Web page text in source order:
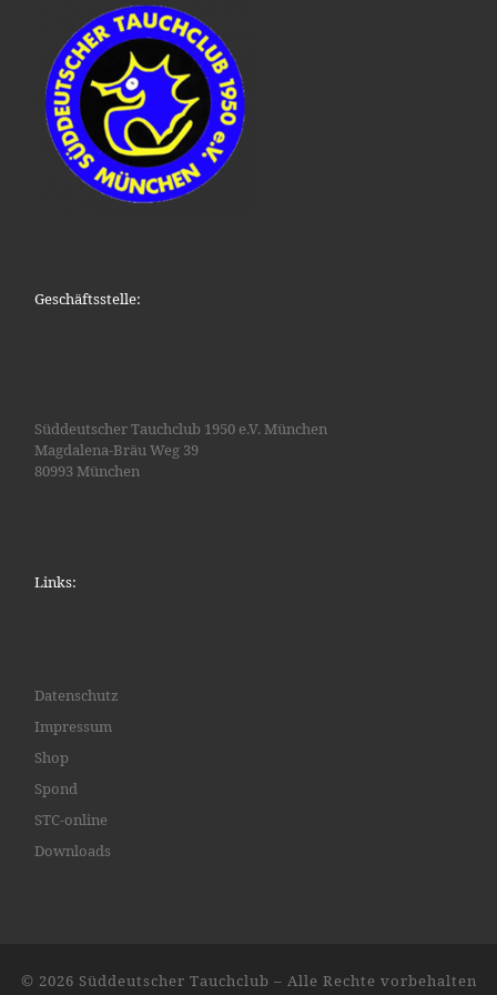
Geschäftsstelle:
Süddeutscher Tauchclub 1950 e.V. München
Magdalena-Bräu Weg 39
80993 München
Links:
Datenschutz
Impressum
Shop
Spond
STC-online
Downloads
© 2026 Süddeutscher Tauchclub – Alle Rechte vorbehalten